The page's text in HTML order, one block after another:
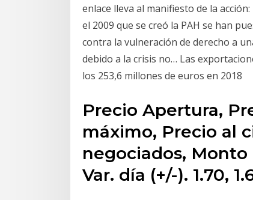
enlace lleva al manifiesto de la
el 2009 que se creó la PAH se han
contra la vulneración de derecho a
debido a la crisis no… Las
los 253,6 millones de euros en 2018
Precio Apertura,
máximo, Precio al
negociados, Monto
Var. día (+/-). 1.70,